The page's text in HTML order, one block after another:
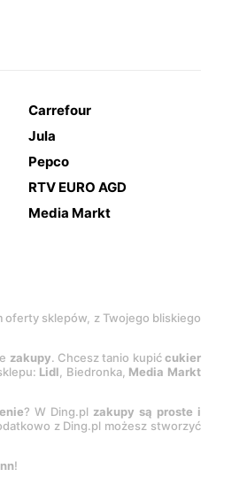
Carrefour
Jula
Pepco
RTV EURO AGD
Media Markt
oferty sklepów, z Twojego bliskiego
zakupy. Chcesz tanio kupićcukier
Lidl, Biedronka, Media Markt
? W Ding.pl zakupy są proste i
z Ding.pl możesz stworzyć
!